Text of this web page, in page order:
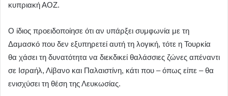
κυπριακή ΑΟΖ.
Ο ίδιος προειδοποίησε ότι αν υπάρξει συμφωνία με τη
Δαμασκό που δεν εξυπηρετεί αυτή τη λογική, τότε η Τουρκία
θα χάσει τη δυνατότητα να διεκδικεί θαλάσσιες ζώνες απέναντι
σε Ισραήλ, Λίβανο και Παλαιστίνη, κάτι που – όπως είπε – θα
ενισχύσει τη θέση της Λευκωσίας.